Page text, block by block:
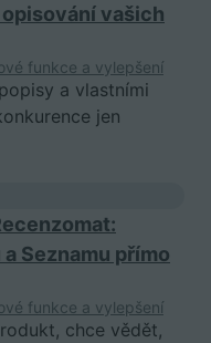
vašich
funkce a vylepšení
a vlastními
jen
Seznamu přímo
funkce a vylepšení
chce vědět,